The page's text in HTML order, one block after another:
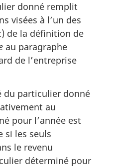
donné remplit
visées à l’un des
de la définition de
au paragraphe
de l’entreprise
du particulier donné
au
pour l’année est
si les seuls
le revenu
déterminé pour